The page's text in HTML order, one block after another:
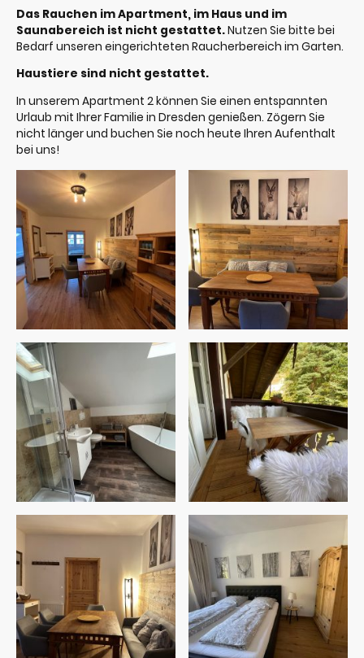
Das Rauchen im Apartment, im Haus und im
Saunabereich ist nicht gestattet.Nutzen Sie bitte bei
Bedarf unseren eingerichteten Raucherbereich im Garten.
Haustiere sind nicht gestattet.
In unserem Apartment 2 können Sie einen entspannten
Urlaub mit Ihrer Familie in Dresden genießen. Zögern Sie
nicht länger und buchen Sie noch heute Ihren Aufenthalt
bei uns!